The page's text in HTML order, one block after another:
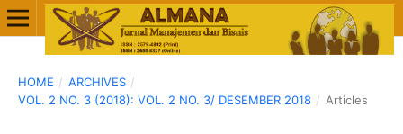
HOME / ARCHIVES /
VOL. 2 NO. 3 (2018): VOL. 2 NO. 3/ DESEMBER 2018 / Articles